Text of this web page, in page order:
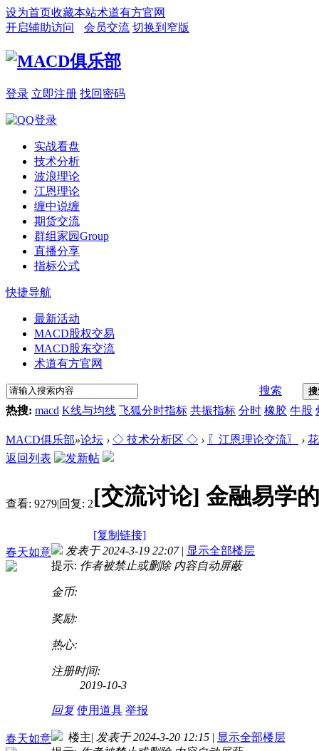
设为首页收藏本站术道有方官网
开启辅助访问
会员交流 切换到窄版
登录 立即注册 找回密码
实战看盘
技术分析
波浪理论
江恩理论
缠中说缠
期货交流
群组家园Group
直播分享
指标公式
快捷导航
最新活动
MACD股权交易
MACD股东交流
术道有方官网
搜索
热搜: macd K线与均线 飞狐分时指标 共振指标 分时 橡胶 牛股
MACD俱乐部»论坛 › ◇ 技术分析区 ◇ › 〖江恩理论交流〗 ›
返回列表
查看: 9279|回复: 2[交流讨论] 金融易学
[复制链接]
春天如意
发表于 2024-3-19 22:07 | 显示全部楼层
提示: 作者被禁止或删除 内容自动屏蔽
金币:
奖励:
热心:
注册时间:
2019-10-3
回复 使用道具 举报
春天如意 楼主| 发表于 2024-3-20 12:15 | 显示全部楼层